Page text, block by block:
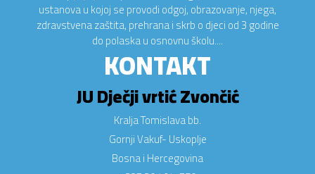
ustanova u kojoj se provodi odgoj, obrazovanje, njega,
zdravstvena zaštita, prehrana i skrb o djeci od 3 godine
do polaska u osnovnu školu....
KONTAKT
JU Dječji vrtić Zvončić
Kralja Tomislava bb.
Gornji Vakuf- Uskoplje
Bosna i Hercegovina